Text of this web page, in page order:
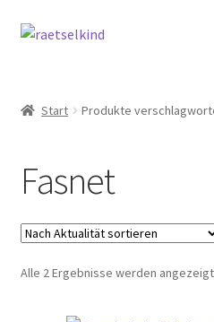
Zur
Zum
Cookie-Richtlinie (EU)
Datenschutzbelehrung
Echtheit von Bewertungen
Start Produkte
Fasnet
Alle 2 Ergebnisse werden angezeigt